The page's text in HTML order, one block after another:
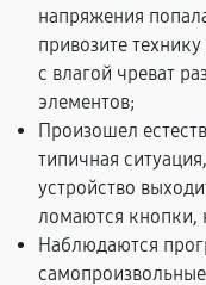
напряжения
привозите
с влагой чреват
элементов;
Произошел
типичная
устройство
ломаются кнопки,
Наблюдаются